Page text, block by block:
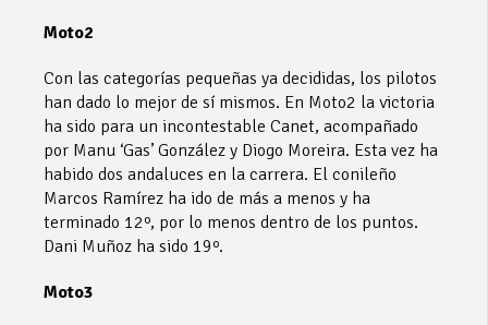
Moto2
Con las categorías pequeñas ya decididas, los pilotos
han dado lo mejor de sí mismos. En Moto2 la victoria
ha sido para un incontestable Canet, acompañado
por Manu ‘Gas’ González y Diogo Moreira. Esta vez ha
habido dos andaluces en la carrera. El conileño
Marcos Ramírez ha ido de más a menos y ha
terminado 12º, por lo menos dentro de los puntos.
Dani Muñoz ha sido 19º.
Moto3